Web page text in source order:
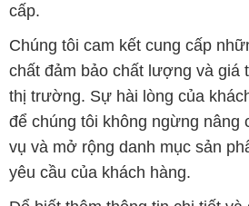
cấp.
Chúng tôi cam kết cung cấp
chất đảm bảo chất lượng và giá
thị trường. Sự hài lòng của
để chúng tôi không ngừng nâng
vụ và mở rộng danh mục sản
yêu cầu của khách hàng.